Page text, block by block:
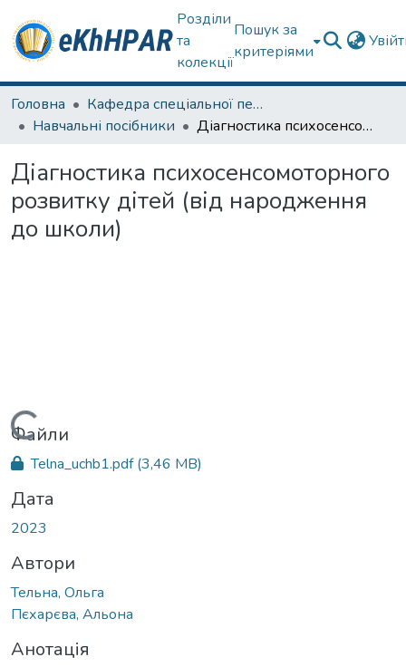
Розділи
та
колекції
Пошук за
критеріями
Головна
Кафедра спеціальної педагогіки і психології та інклюзивної освіти
Навчальні посібники
Діагностика психосенсомоторного розвитку дітей (від народження до школи)
Діагностика психосенсомоторного
розвитку дітей (від народження
до школи)
Вантажиться...
Файли
Telna_uchb1.pdf(3,46 MB)
Дата
2023
Автори
Тельна, Ольга
Пєхарєва, Альона
Анотація